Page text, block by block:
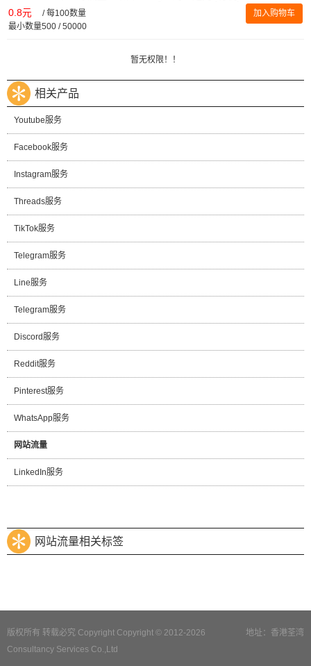
0.8元 /每100数量
最小数量500 / 50000
加入购物车
暂无权限！！
相关产品
Youtube服务
Facebook服务
Instagram服务
Threads服务
TikTok服务
Telegram服务
Line服务
Telegram服务
Discord服务
Reddit服务
Pinterest服务
WhatsApp服务
网站流量
LinkedIn服务
网站流量相关标签
地址：香港荃湾
版权所有 转载必究 Copyright Copyright © 2012-2026
Consultancy Services Co.,Ltd